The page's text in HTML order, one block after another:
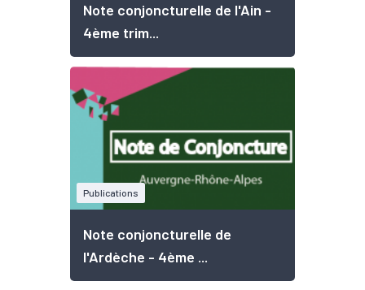
Note conjoncturelle de l'Ain -
4ème trim...
Publications
Note conjoncturelle de
l'Ardèche - 4ème ...